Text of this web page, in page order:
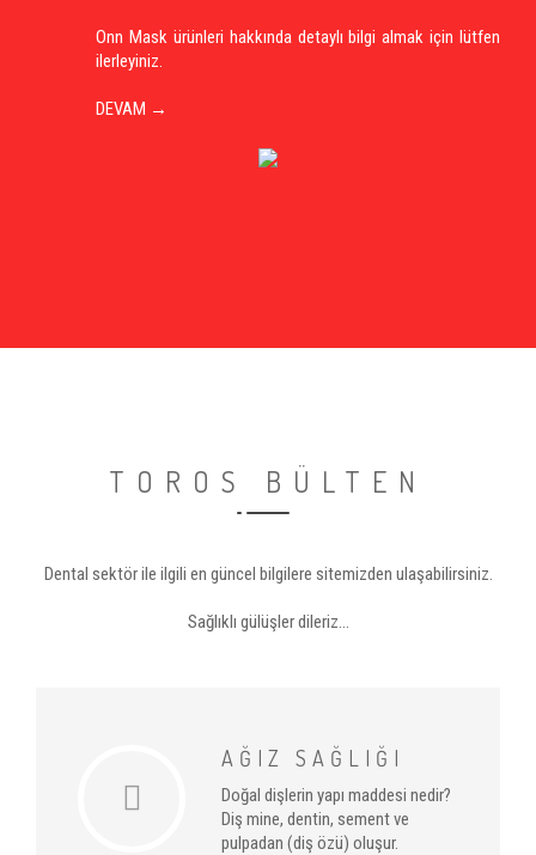
Onn Mask ürünleri hakkında detaylı bilgi almak için lütfen
ilerleyiniz.
DEVAM →
TOROS BÜLTEN
Dental sektör ile ilgili en güncel bilgilere sitemizden ulaşabilirsiniz.
Sağlıklı gülüşler dileriz...
AĞIZ SAĞLIĞI
Doğal dişlerin yapı maddesi nedir?
Diş mine, dentin, sement ve
pulpadan (diş özü) oluşur.